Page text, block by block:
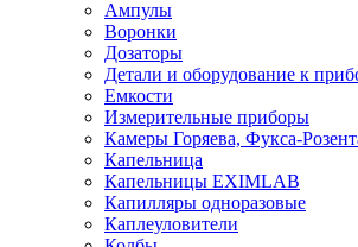
Ампулы
Воронки
Дозаторы
Детали и оборудование к
Емкости
Измерительные приборы
Камеры Горяева, Фукса-
Капельница
Капельницы EXIMLAB
Капилляры одноразовые
Каплеуловители